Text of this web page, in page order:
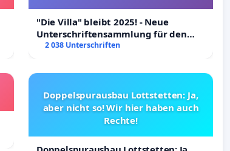
"Die Villa" bleibt 2025! - Neue
Unterschriftensammlung für den
Erhalt der Villa
2 038 Unterschriften
Doppelspurausbau Lottstetten: Ja,
aber nicht so! Wir hier haben auch
Rechte!